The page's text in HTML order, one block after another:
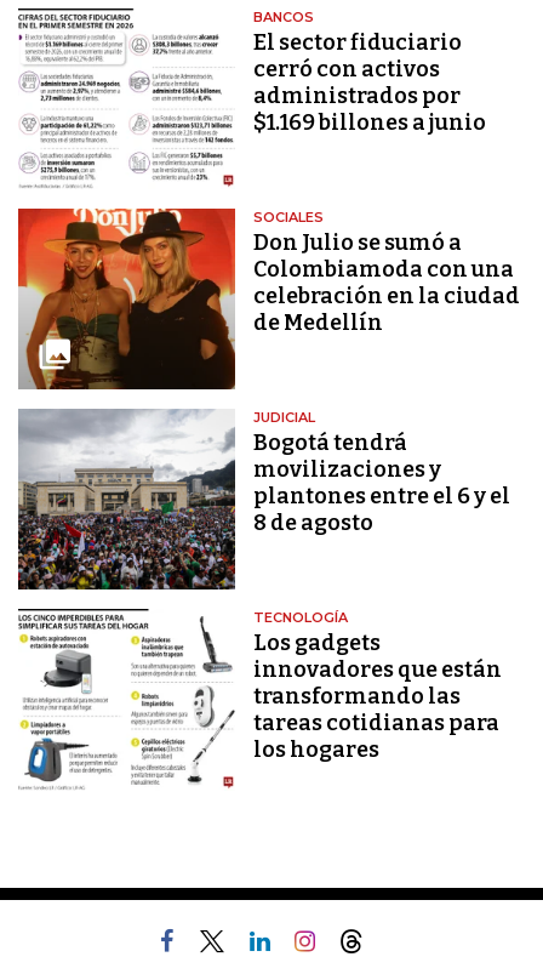
BANCOS
El sector fiduciario
cerró con activos
administrados por
$1.169 billones a junio
SOCIALES
Don Julio se sumó a
Colombiamoda con una
celebración en la ciudad
de Medellín
JUDICIAL
Bogotá tendrá
movilizaciones y
plantones entre el 6 y el
8 de agosto
TECNOLOGÍA
Los gadgets
innovadores que están
transformando las
tareas cotidianas para
los hogares